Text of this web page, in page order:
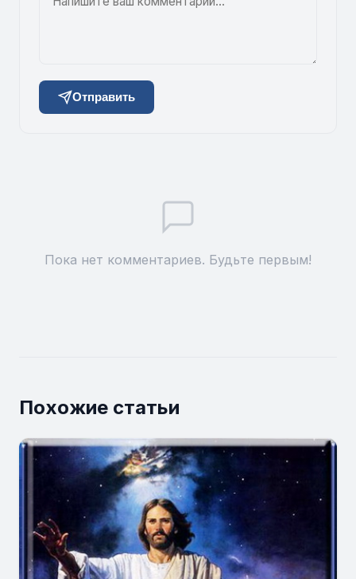
Отправить
Пока нет комментариев. Будьте первым!
Похожие статьи